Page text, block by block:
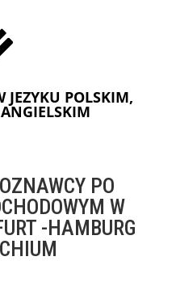
JEZYKU POLSKIM,
PO
W
-HAMBURG